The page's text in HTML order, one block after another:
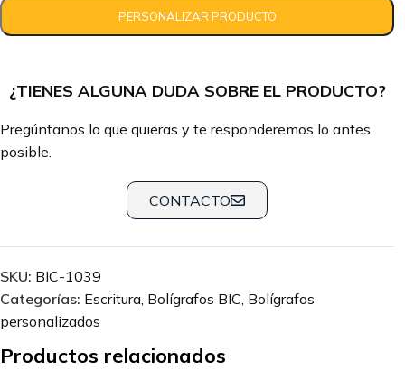
¿TIENES ALGUNA DUDA SOBRE EL PRODUCTO?
Pregúntanos lo que quieras y te responderemos lo antes
posible.
CONTACTO
SKU: BIC-1039
Categorías: Escritura, Bolígrafos BIC, Bolígrafos
personalizados
Productos relacionados